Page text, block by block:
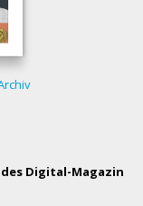
Digital-Magazin